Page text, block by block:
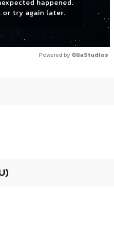
happened.
or try again later.
Powered by GliaStudios